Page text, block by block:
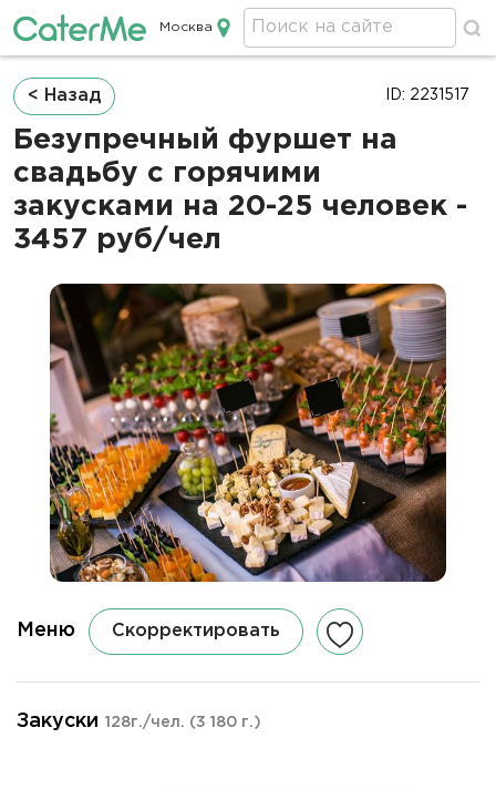
Кейтеринг в Москве
Москва
Строка
навигации
< Назад
Безупречный фуршет на
свадьбу с горячими
закусками на 20-25 человек -
3457 руб/чел
ID: 2231517
Меню Скорректировать
Закуски 128г./чел. (3 180 г.)